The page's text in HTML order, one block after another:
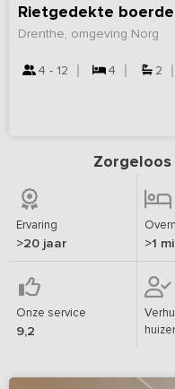
Rietgedekte
Drenthe, omgeving Norg
4 - 12 4 2
Ervaring
>20 jaar >1
Onze service
9,2